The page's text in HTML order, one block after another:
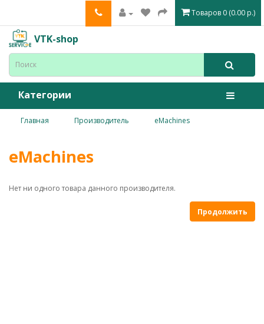
Товаров 0 (0.00 р.)
VTK-shop
Категории
Главная Производитель eMachines
eMachines
Нет ни одного товара данного производителя.
Продолжить